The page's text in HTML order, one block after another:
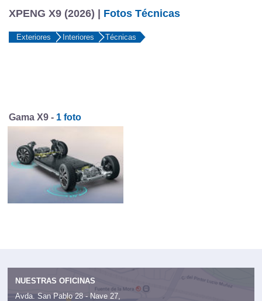
XPENG X9 (2026) | Fotos Técnicas
Exteriores Interiores Técnicas
Gama X9 - 1 foto
NUESTRAS OFICINAS
Avda. San Pablo 28 - Nave 27,